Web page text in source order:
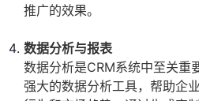
推广的效果。
数据分析与报表
数据分析是CRM系统中至关重
强大的数据分析工具，帮助企